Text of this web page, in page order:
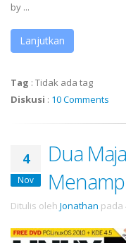
by ...
Lanjutkan
Tag : Tidak ada tag
Diskusi : 10 Comments
4
Nov
Dua
Ditulis oleh Jonathan pada